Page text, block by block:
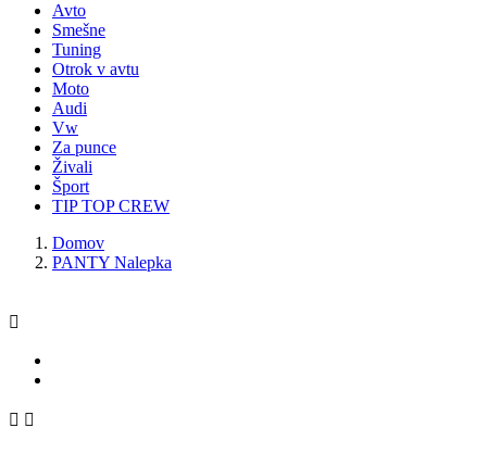
Avto
Smešne
Tuning
Otrok v avtu
Moto
Audi
Vw
Za punce
Živali
Šport
TIP TOP CREW
Domov
PANTY Nalepka

 